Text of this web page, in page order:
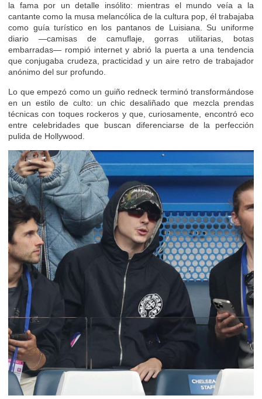
la fama por un detalle insólito: mientras el mundo veía a la
cantante como la musa melancólica de la cultura pop, él trabajaba
como guía turístico en los pantanos de Luisiana. Su uniforme
diario —camisas de camuflaje, gorras utilitarias, botas
embarradas— rompió internet y abrió la puerta a una tendencia
que conjugaba crudeza, practicidad y un aire retro de trabajador
anónimo del sur profundo.
Lo que empezó como un guiño redneck terminó transformándose
en un estilo de culto: un chic desaliñado que mezcla prendas
técnicas con toques rockeros y que, curiosamente, encontró eco
entre celebridades que buscan diferenciarse de la perfección
pulida de Hollywood.